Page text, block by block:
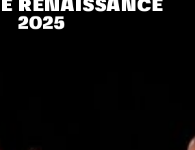
RENAISSANCE
2025